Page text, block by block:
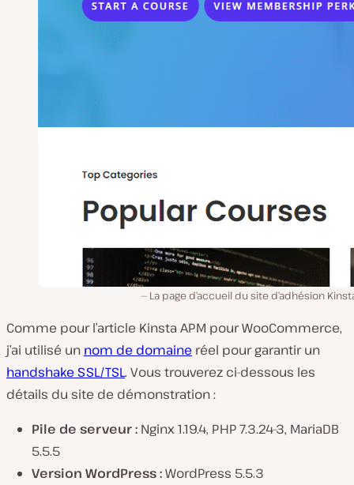
La page d’accueil du site d’adhésion
Comme pour l’article Kinsta APM pour WooCommerce,
j’ai utilisé un nom de domaine réel pour garantir un
handshake SSL/TSL. Vous trouverez ci-dessous les
détails du site de démonstration :
Pile de serveur : Nginx 1.19.4, PHP 7.3.24-3, MariaDB
5.5.5
Version WordPress :WordPress 5.5.3